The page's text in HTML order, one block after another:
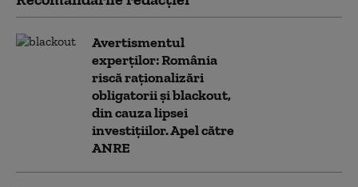
Avertismentul
experților: România
riscă raționalizări
obligatorii și blackout,
din cauza lipsei
investițiilor. Apel către
ANRE